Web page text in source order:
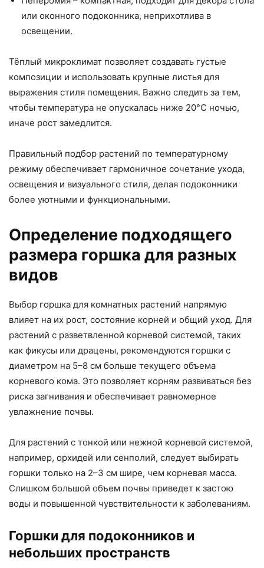
или оконного подоконника, неприхотлива в
освещении.
Тёплый микроклимат позволяет создавать густые
композиции и использовать крупные листья для
выражения стиля помещения. Важно следить за тем,
чтобы температура не опускалась ниже 20°C ночью,
иначе рост замедлится.
Правильный подбор растений по температурному
режиму обеспечивает гармоничное сочетание ухода,
освещения и визуального стиля, делая подоконники
более уютными и функциональными.
Определение подходящего
размера горшка для разных
видов
Выбор горшка для комнатных растений напрямую
влияет на их рост, состояние корней и общий уход. Для
растений с разветвленной корневой системой, таких
как фикусы или драцены, рекомендуются горшки с
диаметром на 5–8 см больше текущего объема
корневого кома. Это позволяет корням развиваться без
риска загнивания и обеспечивает равномерное
увлажнение почвы.
Для растений с тонкой или нежной корневой системой,
например, орхидей или сенполий, следует выбирать
горшки только на 2–3 см шире, чем корневая масса.
Слишком большой объем почвы приведет к застою
воды и повышенной чувствительности к заболеваниям.
Горшки для подоконников и
небольших пространств